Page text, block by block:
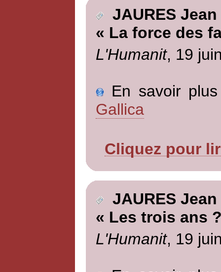
JAURES Jean
« La force des
L'Humanit, 19
En savoir
Gallica
Cliquez pour
JAURES Jean
« Les trois ans
L'Humanit, 19